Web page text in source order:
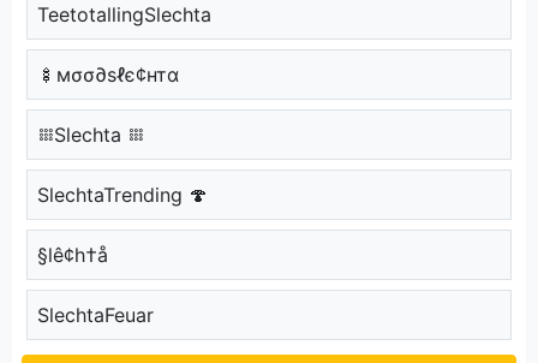
TeetotallingSlechta
🍢мσσ∂ѕℓє¢нтα
𐄡Slechta 𐄡
SlechtaTrending 🍄
§lê¢h†å
SlechtaFeuar